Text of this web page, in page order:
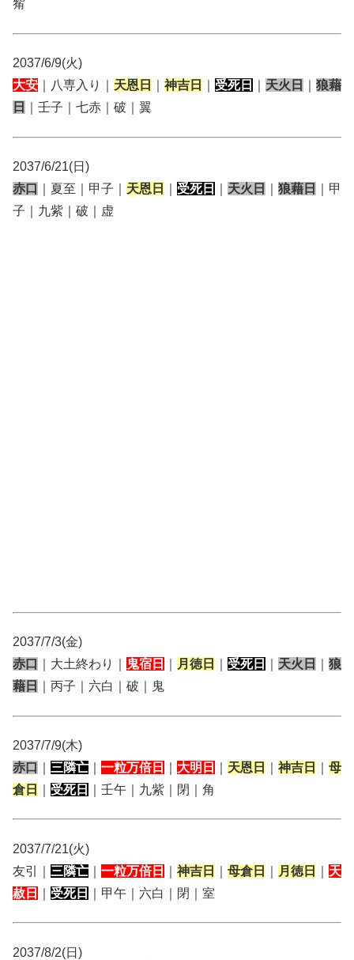
觜
2037/6/9(火)
大安 ｜八専入り｜ 天恩日 神吉日 受死日 天火日
狼藉
日
｜壬子｜七赤｜破｜翼
2037/6/21(日)
赤口
｜夏至｜甲子｜ 天恩日 受死日 天火日 狼藉日
｜甲
子｜九紫｜破｜虚
2037/7/3(金)
赤口
｜大土終わり｜ 鬼宿日 月徳日 受死日 天火日
狼
藉日
｜丙子｜六白｜破｜鬼
2037/7/9(木)
赤口
三隣亡 一粒万倍日 大明日 天恩日 神吉日
母
倉日
受死日 ｜壬午｜九紫｜閉｜角
2037/7/21(火)
友引｜ 三隣亡 一粒万倍日 神吉日 母倉日 月徳日
天
赦日
受死日 ｜甲午｜六白｜閉｜室
2037/8/2(日)